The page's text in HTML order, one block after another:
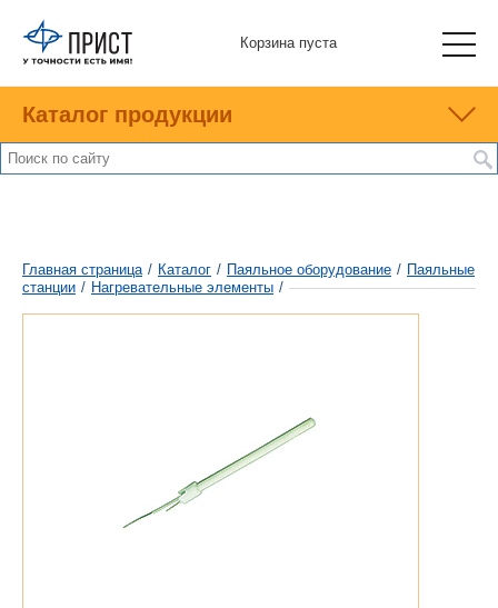
Корзина пуста
Каталог продукции
Главная страница / Каталог / Паяльное оборудование / Паяльные
станции / Нагревательные элементы /